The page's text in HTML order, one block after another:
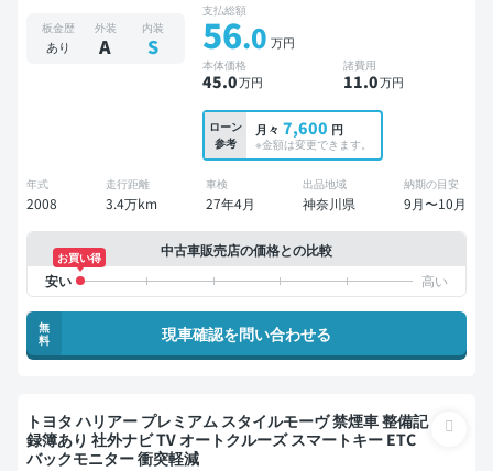
板金歴
あり
外装
A
内装
S
支払総額
56.0 万円
本体価格
45.0万円
諸費用
11.0万円
ローン
参考
月々 7,600 円
※金額は変更できます。
年式
2008
走行距離
3.4万km
車検
27年4月
出品地域
神奈川県
納期の目安
9月〜10月
中古車販売店の価格との比較
お買い得
無
料
現車確認を問い合わせる
トヨタ ハリアー プレミアム スタイルモーヴ 禁煙車 整備記
録簿あり 社外ナビ TV オートクルーズ スマートキー ETC
バックモニター 衝突軽減